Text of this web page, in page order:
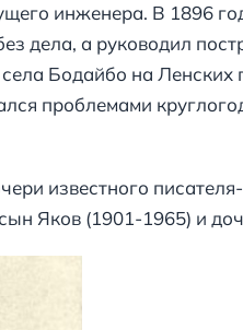
инженера. В 1896
дела, а руководил
Бодайбо на
проблемами
известного
Яков (1901-1965) и